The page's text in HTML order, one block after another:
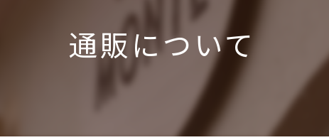
パフェ
誕生日ケーキ
テイクアウト
通販について